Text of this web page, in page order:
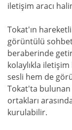
iletişim aracı
Tokat'ın
görüntülü
beraberinde
kolaylıkla iletişim
sesli hem de
Tokat'ta bulunan
ortakları
kurulabilir.